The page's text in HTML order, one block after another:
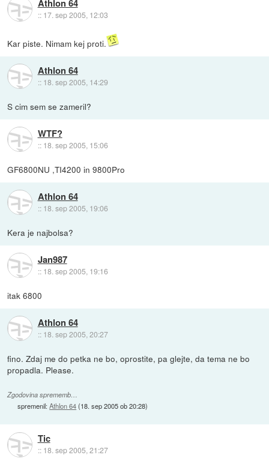
Athlon 64
:: 17. sep 2005, 12:03
Kar piste. Nimam kej proti.
Athlon 64
:: 18. sep 2005, 14:29
S cim sem se zameril?
WTF?
:: 18. sep 2005, 15:06
GF6800NU ,TI4200 in 9800Pro
Athlon 64
:: 18. sep 2005, 19:06
Kera je najbolsa?
Jan987
:: 18. sep 2005, 19:16
itak 6800
Athlon 64
:: 18. sep 2005, 20:27
fino. Zdaj me do petka ne bo, oprostite, pa glejte, da tema ne bo
propadla. Please.
Zgodovina sprememb…
spremenil:Athlon 64(18. sep 2005 ob 20:28)
Tic
:: 18. sep 2005, 21:27